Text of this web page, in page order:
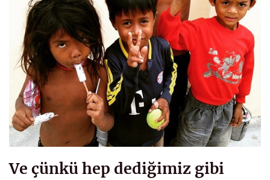
Ve çünkü hep dediğimiz gibi